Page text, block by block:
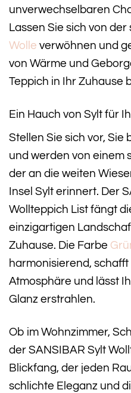
unverwechselbaren
Lassen Sie sich von
Wolle verwöhnen und
von Wärme und
Teppich in Ihr Zuhause
Ein Hauch von Sylt für
Stellen Sie sich vor,
und werden von einem
der an die weiten
Insel Sylt erinnert. Der
Wollteppich List fängt
einzigartigen
Zuhause. Die Farbe
harmonisierend,
Atmosphäre und lässt
Glanz erstrahlen.
Ob im Wohnzimmer,
der SANSIBAR Sylt
Blickfang, der jeden
schlichte Eleganz und